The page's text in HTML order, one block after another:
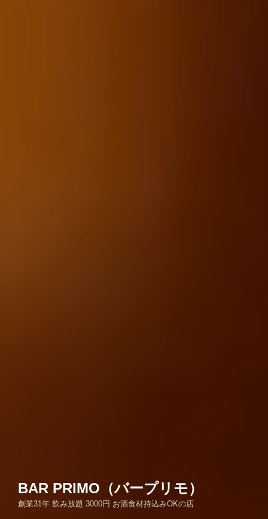
BAR PRIMO（バープリモ）
創業31年 飲み放題 3000円 お酒食材持込みOKの店